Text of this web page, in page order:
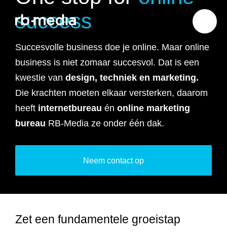
Website ontwikkeling
Website ontwikkeling
Werken bij website
Webshop ontwikkeling
Shopify webshop
Zoho webshop
Recruitment websites
Bullhorn website
Realworks website
Branding & Strategie
Branding
Klantreis in kaart
brengen
strategie
Content strategie
Online marketing
Online marketing
bureau
Online marketing
uitbesteden
SEO onderzoek
Advertising
Nulmeting website
Onderzoeken
Projecten
success
Succesvolle business doe je online. Maar online
business is niet zomaar succesvol. Dat is een
kwestie van design, techniek en marketing.
Die krachten moeten elkaar versterken, daarom
heeft internetbureau én online marketing
bureau RB-Media ze onder één dak.
Neem contact op
Zet een fundamentele groeistap